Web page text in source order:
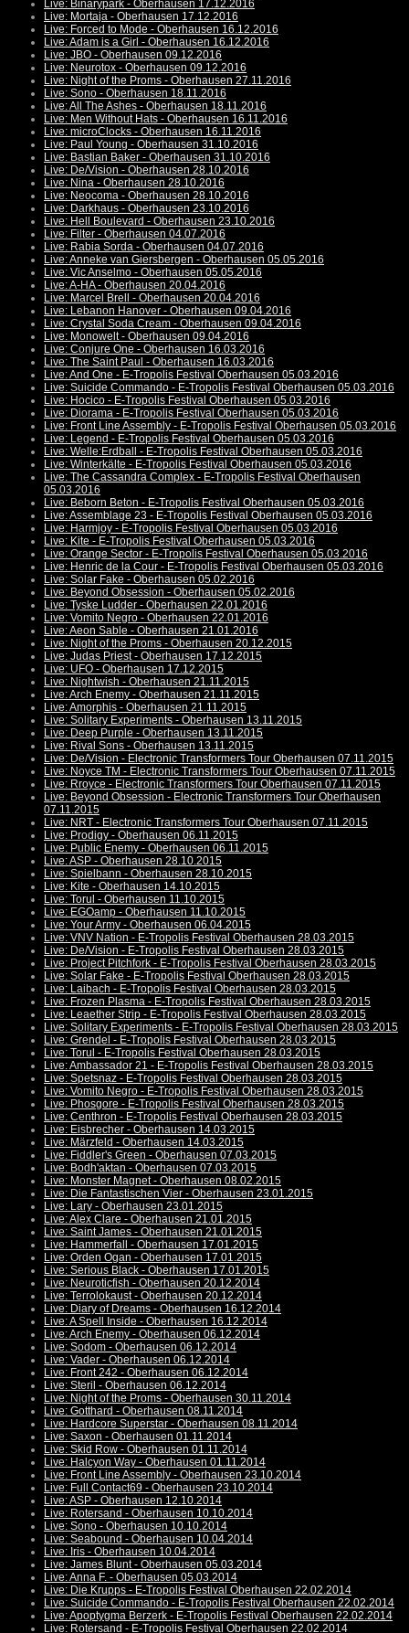
Live: Binarypark - Oberhausen 17.12.2016
Live: Mortaja - Oberhausen 17.12.2016
Live: Forced to Mode - Oberhausen 16.12.2016
Live: Adam is a Girl - Oberhausen 16.12.2016
Live: JBO - Oberhausen 09.12.2016
Live: Neurotox - Oberhausen 09.12.2016
Live: Night of the Proms - Oberhausen 27.11.2016
Live: Sono - Oberhausen 18.11.2016
Live: All The Ashes - Oberhausen 18.11.2016
Live: Men Without Hats - Oberhausen 16.11.2016
Live: microClocks - Oberhausen 16.11.2016
Live: Paul Young - Oberhausen 31.10.2016
Live: Bastian Baker - Oberhausen 31.10.2016
Live: De/Vision - Oberhausen 28.10.2016
Live: Nina - Oberhausen 28.10.2016
Live: Neocoma - Oberhausen 28.10.2016
Live: Darkhaus - Oberhausen 23.10.2016
Live: Hell Boulevard - Oberhausen 23.10.2016
Live: Filter - Oberhausen 04.07.2016
Live: Rabia Sorda - Oberhausen 04.07.2016
Live: Anneke van Giersbergen - Oberhausen 05.05.2016
Live: Vic Anselmo - Oberhausen 05.05.2016
Live: A-HA - Oberhausen 20.04.2016
Live: Marcel Brell - Oberhausen 20.04.2016
Live: Lebanon Hanover - Oberhausen 09.04.2016
Live: Crystal Soda Cream - Oberhausen 09.04.2016
Live: Monowelt - Oberhausen 09.04.2016
Live: Conjure One - Oberhausen 16.03.2016
Live: The Saint Paul - Oberhausen 16.03.2016
Live: And One - E-Tropolis Festival Oberhausen 05.03.2016
Live: Suicide Commando - E-Tropolis Festival Oberhausen 05.03.2016
Live: Hocico - E-Tropolis Festival Oberhausen 05.03.2016
Live: Diorama - E-Tropolis Festival Oberhausen 05.03.2016
Live: Front Line Assembly - E-Tropolis Festival Oberhausen 05.03.2016
Live: Legend - E-Tropolis Festival Oberhausen 05.03.2016
Live: Welle:Erdball - E-Tropolis Festival Oberhausen 05.03.2016
Live: Winterkälte - E-Tropolis Festival Oberhausen 05.03.2016
Live: The Cassandra Complex - E-Tropolis Festival Oberhausen
05.03.2016
Live: Beborn Beton - E-Tropolis Festival Oberhausen 05.03.2016
Live: Assemblage 23 - E-Tropolis Festival Oberhausen 05.03.2016
Live: Harmjoy - E-Tropolis Festival Oberhausen 05.03.2016
Live: Kite - E-Tropolis Festival Oberhausen 05.03.2016
Live: Orange Sector - E-Tropolis Festival Oberhausen 05.03.2016
Live: Henric de la Cour - E-Tropolis Festival Oberhausen 05.03.2016
Live: Solar Fake - Oberhausen 05.02.2016
Live: Beyond Obsession - Oberhausen 05.02.2016
Live: Tyske Ludder - Oberhausen 22.01.2016
Live: Vomito Negro - Oberhausen 22.01.2016
Live: Aeon Sable - Oberhausen 21.01.2016
Live: Night of the Proms - Oberhausen 20.12.2015
Live: Judas Priest - Oberhausen 17.12.2015
Live: UFO - Oberhausen 17.12.2015
Live: Nightwish - Oberhausen 21.11.2015
Live: Arch Enemy - Oberhausen 21.11.2015
Live: Amorphis - Oberhausen 21.11.2015
Live: Solitary Experiments - Oberhausen 13.11.2015
Live: Deep Purple - Oberhausen 13.11.2015
Live: Rival Sons - Oberhausen 13.11.2015
Live: De/Vision - Electronic Transformers Tour Oberhausen 07.11.2015
Live: Noyce TM - Electronic Transformers Tour Oberhausen 07.11.2015
Live: Rroyce - Electronic Transformers Tour Oberhausen 07.11.2015
Live: Beyond Obsession - Electronic Transformers Tour Oberhausen
07.11.2015
Live: NRT - Electronic Transformers Tour Oberhausen 07.11.2015
Live: Prodigy - Oberhausen 06.11.2015
Live: Public Enemy - Oberhausen 06.11.2015
Live: ASP - Oberhausen 28.10.2015
Live: Spielbann - Oberhausen 28.10.2015
Live: Kite - Oberhausen 14.10.2015
Live: Torul - Oberhausen 11.10.2015
Live: EGOamp - Oberhausen 11.10.2015
Live: Your Army - Oberhausen 06.04.2015
Live: VNV Nation - E-Tropolis Festival Oberhausen 28.03.2015
Live: De/Vision - E-Tropolis Festival Oberhausen 28.03.2015
Live: Project Pitchfork - E-Tropolis Festival Oberhausen 28.03.2015
Live: Solar Fake - E-Tropolis Festival Oberhausen 28.03.2015
Live: Laibach - E-Tropolis Festival Oberhausen 28.03.2015
Live: Frozen Plasma - E-Tropolis Festival Oberhausen 28.03.2015
Live: Leaether Strip - E-Tropolis Festival Oberhausen 28.03.2015
Live: Solitary Experiments - E-Tropolis Festival Oberhausen 28.03.2015
Live: Grendel - E-Tropolis Festival Oberhausen 28.03.2015
Live: Torul - E-Tropolis Festival Oberhausen 28.03.2015
Live: Ambassador 21 - E-Tropolis Festival Oberhausen 28.03.2015
Live: Spetsnaz - E-Tropolis Festival Oberhausen 28.03.2015
Live: Vomito Negro - E-Tropolis Festival Oberhausen 28.03.2015
Live: Phosgore - E-Tropolis Festival Oberhausen 28.03.2015
Live: Centhron - E-Tropolis Festival Oberhausen 28.03.2015
Live: Eisbrecher - Oberhausen 14.03.2015
Live: Märzfeld - Oberhausen 14.03.2015
Live: Fiddler's Green - Oberhausen 07.03.2015
Live: Bodh'aktan - Oberhausen 07.03.2015
Live: Monster Magnet - Oberhausen 08.02.2015
Live: Die Fantastischen Vier - Oberhausen 23.01.2015
Live: Lary - Oberhausen 23.01.2015
Live: Alex Clare - Oberhausen 21.01.2015
Live: Saint James - Oberhausen 21.01.2015
Live: Hammerfall - Oberhausen 17.01.2015
Live: Orden Ogan - Oberhausen 17.01.2015
Live: Serious Black - Oberhausen 17.01.2015
Live: Neuroticfish - Oberhausen 20.12.2014
Live: Terrolokaust - Oberhausen 20.12.2014
Live: Diary of Dreams - Oberhausen 16.12.2014
Live: A Spell Inside - Oberhausen 16.12.2014
Live: Arch Enemy - Oberhausen 06.12.2014
Live: Sodom - Oberhausen 06.12.2014
Live: Vader - Oberhausen 06.12.2014
Live: Front 242 - Oberhausen 06.12.2014
Live: Steril - Oberhausen 06.12.2014
Live: Night of the Proms - Oberhausen 30.11.2014
Live: Gotthard - Oberhausen 08.11.2014
Live: Hardcore Superstar - Oberhausen 08.11.2014
Live: Saxon - Oberhausen 01.11.2014
Live: Skid Row - Oberhausen 01.11.2014
Live: Halcyon Way - Oberhausen 01.11.2014
Live: Front Line Assembly - Oberhausen 23.10.2014
Live: Full Contact69 - Oberhausen 23.10.2014
Live: ASP - Oberhausen 12.10.2014
Live: Rotersand - Oberhausen 10.10.2014
Live: Sono - Oberhausen 10.10.2014
Live: Seabound - Oberhausen 10.04.2014
Live: Iris - Oberhausen 10.04.2014
Live: James Blunt - Oberhausen 05.03.2014
Live: Anna F. - Oberhausen 05.03.2014
Live: Die Krupps - E-Tropolis Festival Oberhausen 22.02.2014
Live: Suicide Commando - E-Tropolis Festival Oberhausen 22.02.2014
Live: Apoptygma Berzerk - E-Tropolis Festival Oberhausen 22.02.2014
Live: Rotersand - E-Tropolis Festival Oberhausen 22.02.2014